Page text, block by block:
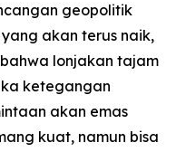
geopolitik
akan terus naik,
lonjakan tajam
ketegangan
akan emas
kuat, namun bisa